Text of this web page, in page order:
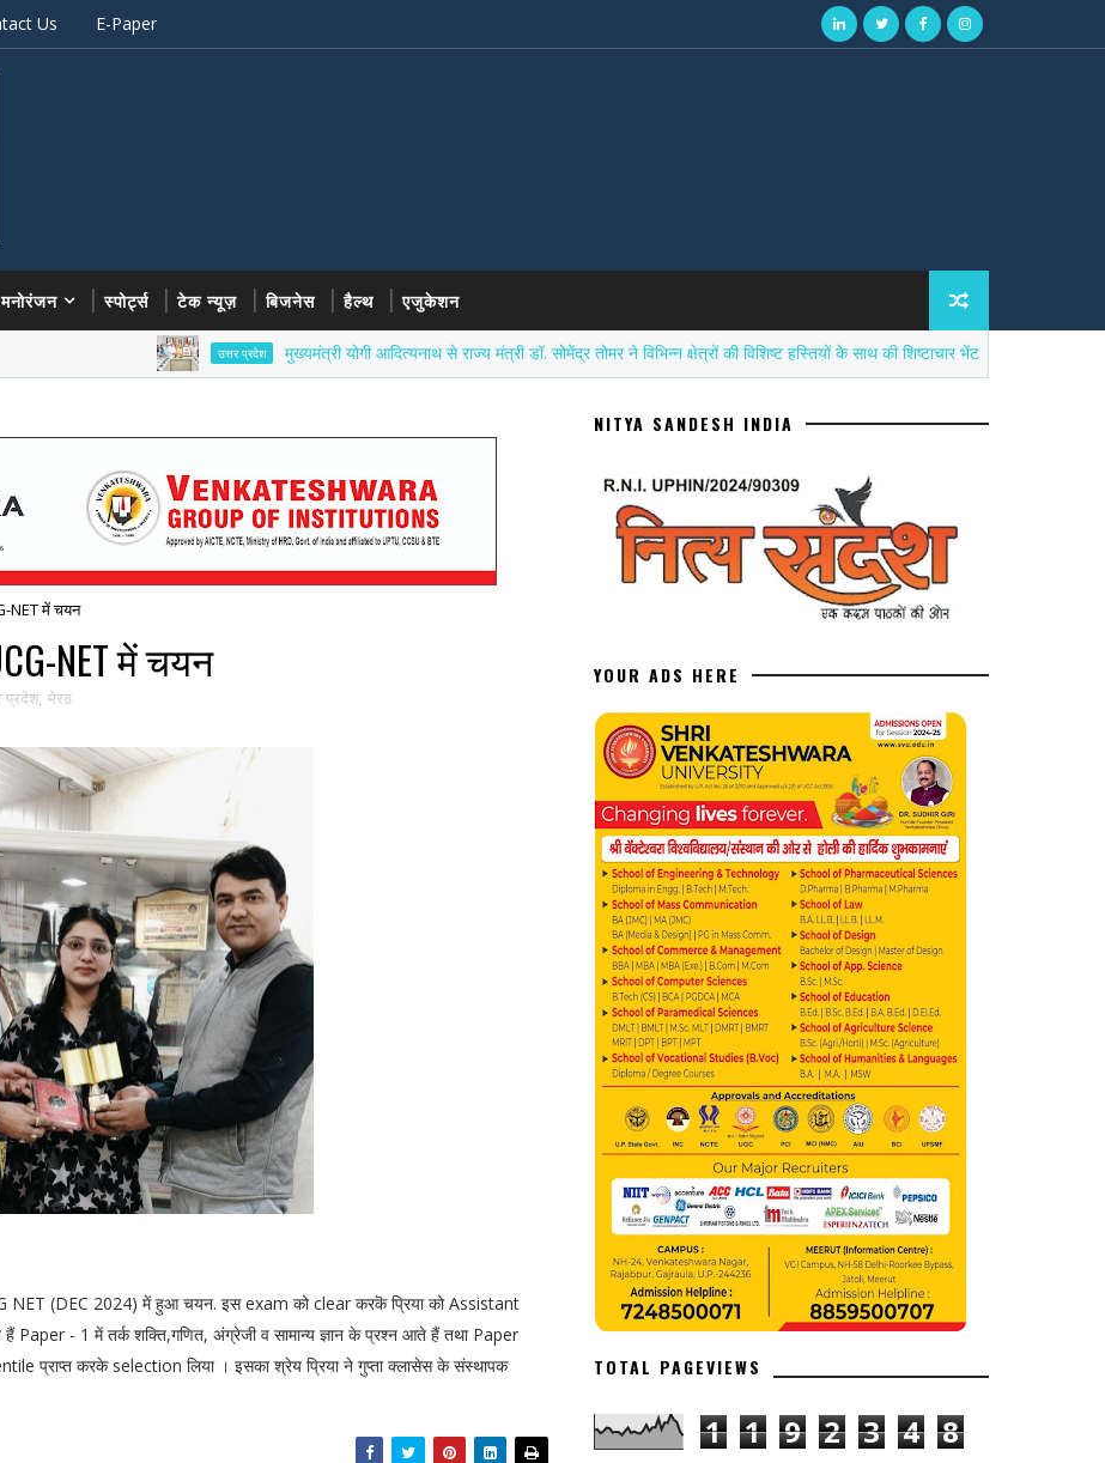
Us E-Paper
मनोरंजन स्पोर्ट्स टेक न्यूज़ बिजनेस हैल्थ एजुकेशन
उत्तर प्रदेश मुख्यमंत्री योगी आदित्यनाथ से राज्य मंत्री डॉ. सोमेंद्र तोमर ने विभिन्न क्षेत्रों की विशिष्ट हस्तियों के साथ की शिष्टाचार भेंट
NET में चयन
NET में चयन
प्रदेश, मेरठ
NET (DEC 2024) में हुआ चयन. इस exam को clear करकॆ प्रिया को Assistant
- 1 में तर्क शक्ति,गणित, अंग्रेजी व सामान्य ज्ञान के प्रश्न आते हैं तथा Paper
प्राप्त करके selection लिया । इसका श्रेय प्रिया ने गुप्ता क्लासेस के संस्थापक
NITYA SANDESH INDIA
YOUR ADS HERE
TOTAL PAGEVIEWS
1 1 9 2 3 4 8